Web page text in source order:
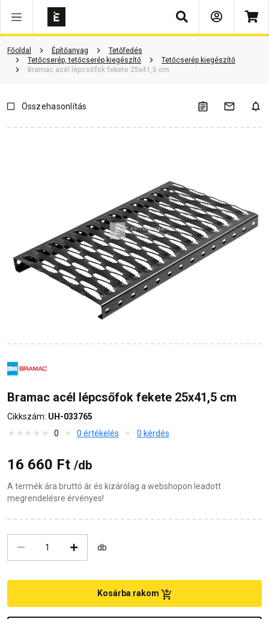
Keresés
Főoldal Építőanyag
Tetőfedés
Tetőcserép, tetőcserép kiegészítő
Tetőcserép kiegészítő
Bramac acél lépcsőfok fekete 25x41,5 cm
Vásárlói vélemények Kérdések és válaszok Kapcsolódó cikkek
Összehasonlítás
Bramac acél lépcsőfok fekete 25x41,5 cm
Cikkszám: UH-033765
0
0 értékelés 0 kérdés
16 660 Ft /db
A termék ára bruttó ár és kizárólag a webshopon leadott
megrendelésre érvényes!
db
Kosárba rakom